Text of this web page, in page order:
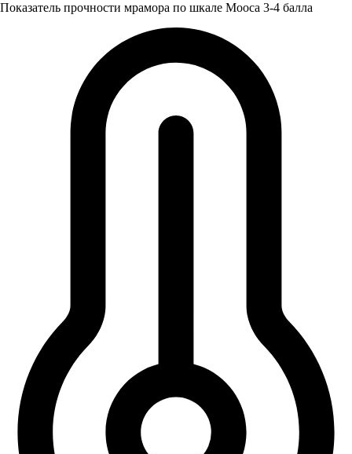
Показатель прочности мрамора по шкале Мооса 3-4 балла